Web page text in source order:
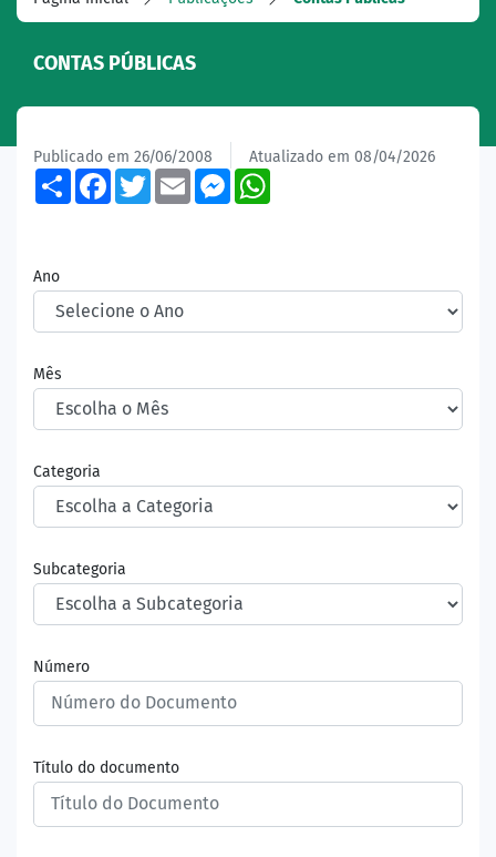
CONTAS PÚBLICAS
Publicado em 26/06/2008 Atualizado em 08/04/2026
ShareFacebook
TwitterEmailMessenger
Ano
Mês
Categoria
Subcategoria
Número
Título do documento